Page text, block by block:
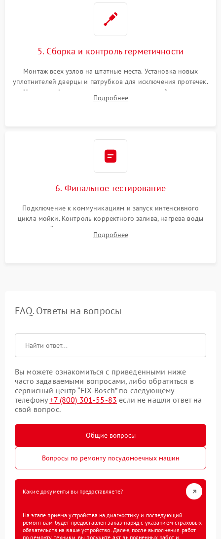
5. Сборка и контроль герметичности
Монтаж всех узлов на штатные места. Установка новых
уплотнителей дверцы и патрубков для исключения протечек.
Надежная фиксация хомутов гидравлической системы,
сборка корпуса и установка датчика поплавка.
Подробнее
6. Финальное тестирование
Подключение к коммуникациям и запуск интенсивного
цикла мойки. Контроль корректного залива, нагрева воды
до нужной температуры, отсутствия посторонних шумов,
штатного слива и абсолютной сухости в поддоне.
Подробнее
FAQ. Ответы на вопросы
Вы можете ознакомиться с приведенными ниже
часто задаваемыми вопросами, либо обратиться в
сервисный центр “FIX-Bosch” по следующему
телефону+7 (800) 301-55-83 если не нашли ответ на
свой вопрос.
Общие вопросы
Вопросы по ремонту посудомоечных машин
Какие документы вы предоставляете?
На этапе приема устройства на диагностику и последующий
ремонт вам будет предоставлен заказ-наряд с указанием страховых
обязательств на ваше устройство. Далее, после выполнения работ
по ремонту техники, вы получите акт выполненных работ и